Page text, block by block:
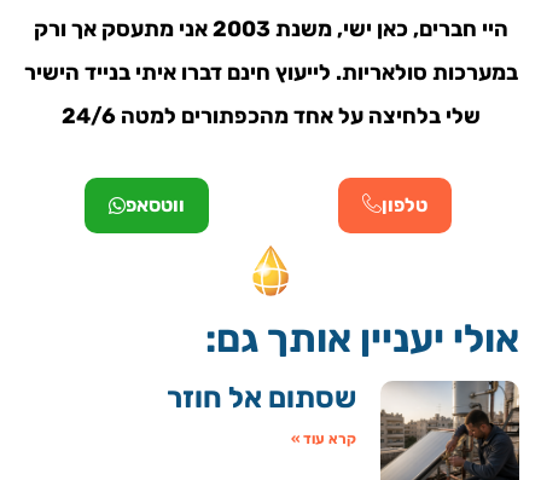
היי חברים, כאן ישי, משנת 2003 אני מתעסק אך ורק
במערכות סולאריות. לייעוץ חינם דברו איתי בנייד הישיר
שלי בלחיצה על אחד מהכפתורים למטה 24/6
טלפון ווטסאפ
אולי יעניין אותך גם:
שסתום אל חוזר
קרא עוד »